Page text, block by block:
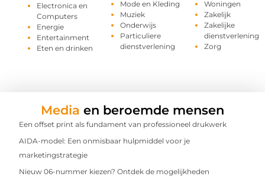
Electronica en
Computers
Energie
Entertainment
Eten en drinken
Mode en Kleding
Muziek
Onderwijs
Particuliere
dienstverlening
Woningen
Zakelijk
Zakelijke
dienstverlening
Zorg
Media en beroemde mensen
Een offset print als fundament van professioneel drukwerk
AIDA-model: Een onmisbaar hulpmiddel voor je
marketingstrategie
Nieuw 06-nummer kiezen? Ontdek de mogelijkheden